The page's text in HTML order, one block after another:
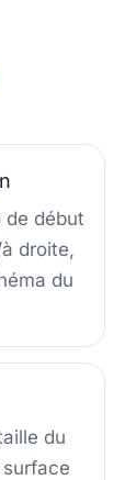
de début
droite,
du
du